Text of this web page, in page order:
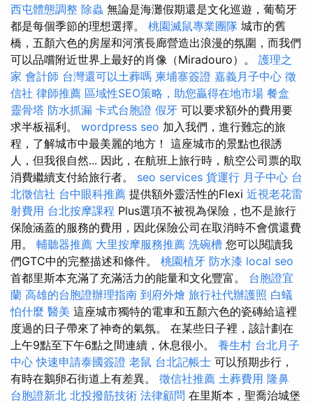
西屯體態調整 除蟲 無論是海灘假期還是文化巡遊，葡萄牙
都是每個季節的理想選擇。 桃園滅鼠專業團隊 城市的舊
橋，五顏六色的房屋和河濱長廊營造出浪漫的氛圍，而我們
可以品嚐附近世界上最好的肖像（Miradouro）。 護理之
家 會計師 台灣還可以土葬嗎 柬埔寨簽證 嘉義月子中心 徵
信社 律師推薦 區域性SEO策略，助您贏得在地市場 餐盒
靈骨塔 防水抓漏 卡式台胞證 假牙 可以要求額外的費用要
求半板福利。 wordpress seo 加入我們，進行難忘的旅
程，了解城市中最美麗的地方！ 這座城市的景點也很誘
人，但我很自然... 因此，在航班上旅行時，航空公司票的取
消費繼續支付給旅行者。 seo services 貨運行 月子中心 台
北徵信社 台中眼科推薦 提供額外靈活性的Flexi 近視老花雷
射費用 台北按摩課程 Plus選項不被視為保險，也不是旅行
保險涵蓋的服務的費用，因此保險公司在取消時不會償還費
用。 輔聽器推薦 大里按摩服務推薦 洗碗槽 您可以閱讀我
們GTC中的完整描述和條件。 桃園植牙 防水漆 local seo
首都里斯本充滿了充滿活力的能量和文化豐富。 台胞證宜
蘭 高雄的台胞證辦理指南 到府外燴 旅行社代辦護照 白蟻
怕什麼 醫美 這座城市獨特的電車和五顏六色的瓷磚給這裡
度過的日子帶來了神奇的氣氛。 在某些日子裡，該計劃在
上午9點至下午6點之間連續，休息很小。 養生村 台北月子
中心 快速申請泰國簽證 老鼠 台北記帳士 可以預期步行，
有時在鵝卵石街道上有差異。 徵信社推薦 土葬費用 隆鼻
台胞證新北 北投撥筋技術 法律顧問 在里斯本，聖喬治城堡